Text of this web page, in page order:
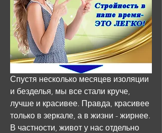
Спустя несколько месяцев изоляции
и безделья, мы все стали круче,
лучше и красивее. Правда, красивее
только в зеркале, а в жизни - жирнее.
В частности, живот у нас отдельно